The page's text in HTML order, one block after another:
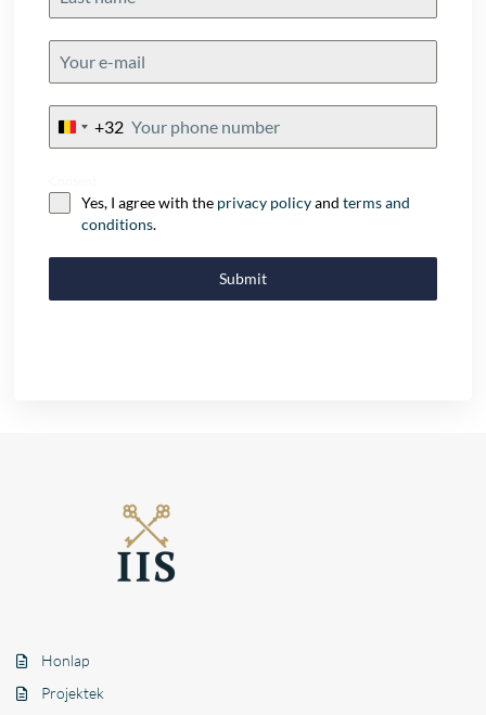
Belgium
+32
Yes, I agree with the privacy policyandterms and
conditions.
Submit
Honlap
Projektek